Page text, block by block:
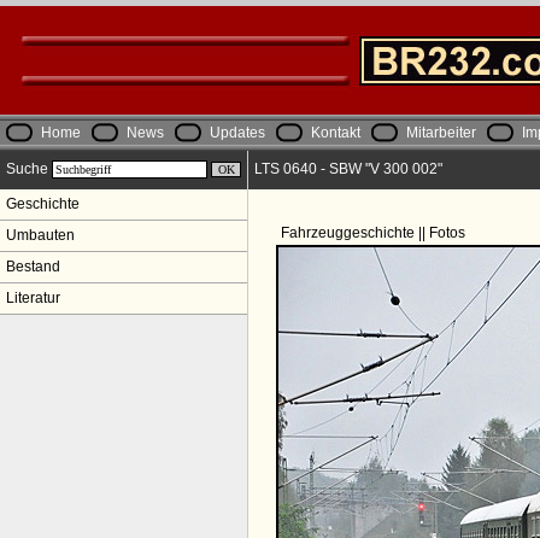
Home News Updates Kontakt Mitarbeiter
Suche
Geschichte
Umbauten
Bestand
Literatur
LTS 0640 - SBW "V 300 002"
Fahrzeuggeschichte || Fotos